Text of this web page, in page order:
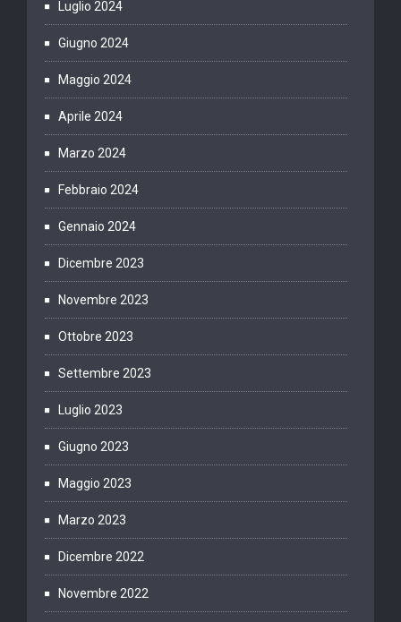
Luglio 2024
Giugno 2024
Maggio 2024
Aprile 2024
Marzo 2024
Febbraio 2024
Gennaio 2024
Dicembre 2023
Novembre 2023
Ottobre 2023
Settembre 2023
Luglio 2023
Giugno 2023
Maggio 2023
Marzo 2023
Dicembre 2022
Novembre 2022